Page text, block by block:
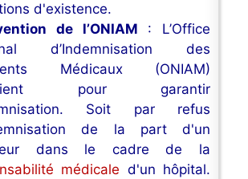
d'existence.
de l’ONIAM : L’Office
d’Indemnisation des
Médicaux (ONIAM)
pour garantir
Soit par refus
de la part d'un
dans le cadre de la
médicale d'un hôpital.